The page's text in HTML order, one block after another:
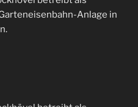
Anlage in